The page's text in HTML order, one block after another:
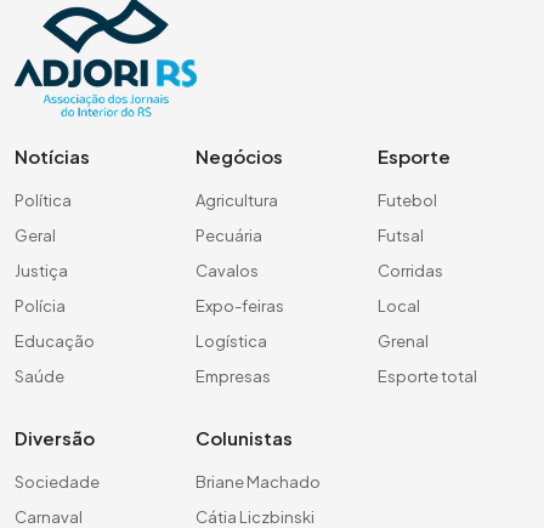
Notícias
Política
Geral
Justiça
Polícia
Educação
Saúde
Negócios
Agricultura
Pecuária
Cavalos
Expo-feiras
Logística
Empresas
Esporte
Futebol
Futsal
Corridas
Local
Grenal
Esporte total
Diversão
Sociedade
Carnaval
Colunistas
Briane Machado
Cátia Liczbinski